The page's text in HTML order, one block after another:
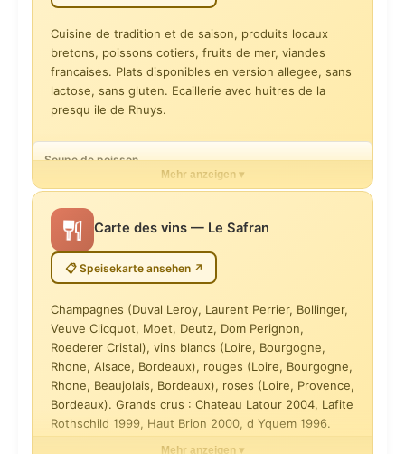
Cuisine de tradition et de saison, produits locaux
bretons, poissons cotiers, fruits de mer, viandes
francaises. Plats disponibles en version allegee, sans
lactose, sans gluten. Ecaillerie avec huitres de la
presqu ile de Rhuys.
Soupe de poisson
Soupe a l\'oignon caramelise et foie gras poele
18 €
22 €
Salade La Cigale (uniquement le midi)
20 €
Oeuf parfait, creme de cepes et noisettes torrefiees, chips
Mehr anzeigen ▾
Carte des vins — Le Safran
📋 Speisekarte ansehen ↗
Champagnes (Duval Leroy, Laurent Perrier, Bollinger,
Veuve Clicquot, Moet, Deutz, Dom Perignon,
Roederer Cristal), vins blancs (Loire, Bourgogne,
Rhone, Alsace, Bordeaux), rouges (Loire, Bourgogne,
Rhone, Beaujolais, Bordeaux), roses (Loire, Provence,
Bordeaux). Grands crus : Chateau Latour 2004, Lafite
Rothschild 1999, Haut Brion 2000, d Yquem 1996.
Mehr anzeigen ▾